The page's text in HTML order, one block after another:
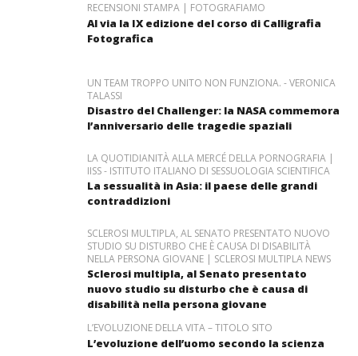
RECENSIONI STAMPA | FOTOGRAFIAMO
Al via la IX edizione del corso di Calligrafia
Fotografica
UN TEAM TROPPO UNITO NON FUNZIONA. - VERONICA
TALASSI
Disastro del Challenger: la NASA commemora
l’anniversario delle tragedie spaziali
LA QUOTIDIANITÀ ALLA MERCÉ DELLA PORNOGRAFIA |
IISS - ISTITUTO ITALIANO DI SESSUOLOGIA SCIENTIFICA
La sessualità in Asia: il paese delle grandi
contraddizioni
SCLEROSI MULTIPLA, AL SENATO PRESENTATO NUOVO
STUDIO SU DISTURBO CHE È CAUSA DI DISABILITÀ
NELLA PERSONA GIOVANE | SCLEROSI MULTIPLA NEWS
Sclerosi multipla, al Senato presentato
nuovo studio su disturbo che è causa di
disabilità nella persona giovane
L’EVOLUZIONE DELLA VITA – TITOLO SITO
L’evoluzione dell’uomo secondo la scienza